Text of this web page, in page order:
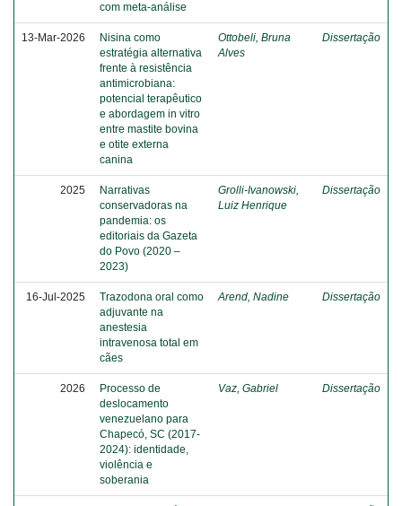
com meta-análise
13-Mar-2026
Nisina como
estratégia alternativa
frente à resistência
antimicrobiana:
potencial terapêutico
e abordagem in vitro
entre mastite bovina
e otite externa
canina
Ottobeli, Bruna
Alves
Dissertação
2025
Narrativas
conservadoras na
pandemia: os
editoriais da Gazeta
do Povo (2020 –
2023)
Grolli-Ivanowski,
Luiz Henrique
Dissertação
16-Jul-2025
Trazodona oral como
adjuvante na
anestesia
intravenosa total em
cães
Arend, Nadine Dissertação
2026
Processo de
deslocamento
venezuelano para
Chapecó, SC (2017-
2024): identidade,
violência e
soberania
Vaz, Gabriel Dissertação